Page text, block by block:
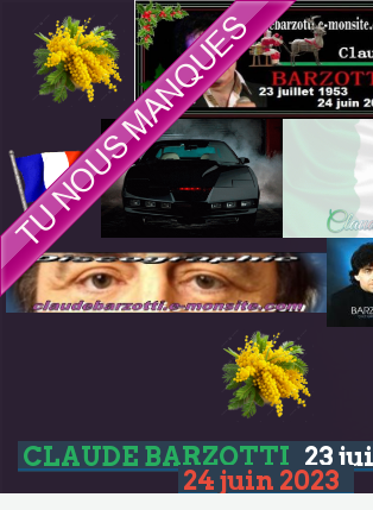
CLAUDE BARZOTTI 23
24 juin 2023